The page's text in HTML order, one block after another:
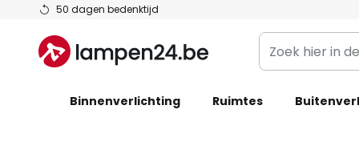
50 dagen bedenktijd
Ga
de
inhoud
Zoek
hier
de
Binnenverlichting Ruimtes